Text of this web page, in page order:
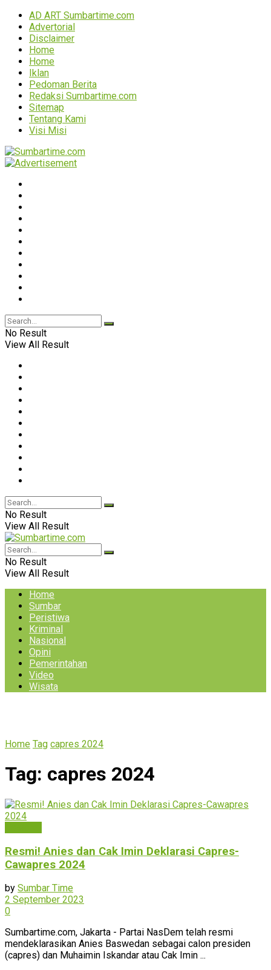
AD ART Sumbartime.com
Advertorial
Disclaimer
Home
Home
Iklan
Pedoman Berita
Redaksi Sumbartime.com
Sitemap
Tentang Kami
Visi Misi
No Result
View All Result
No Result
View All Result
No Result
View All Result
Home
Sumbar
Peristiwa
Kriminal
Nasional
Opini
Pemerintahan
Video
Wisata
Home Tag capres 2024
Tag: capres 2024
Resmi! Anies dan Cak Imin Deklarasi Capres-
Cawapres 2024
by Sumbar Time
2 September 2023
0
Sumbartime.com, Jakarta - Partai NasDem telah resmi
mendeklarasikan Anies Baswedan sebagai calon presiden
(capres) dan Muhaimin Iskandar atau Cak Imin ...